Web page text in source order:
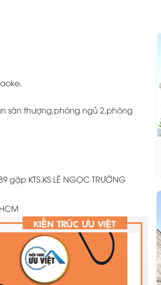
sân thượng,phòng ngủ 2,phòng
KTS.KS LÊ NGỌC TRƯỜNG